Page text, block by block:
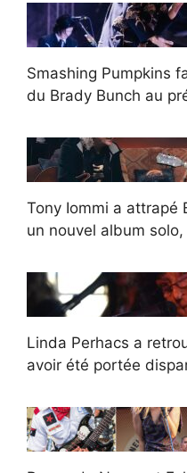
Smashing Pumpkins
du Brady Bunch au
Tony Iommi a attrapé
un nouvel album
Linda Perhacs a
avoir été portée